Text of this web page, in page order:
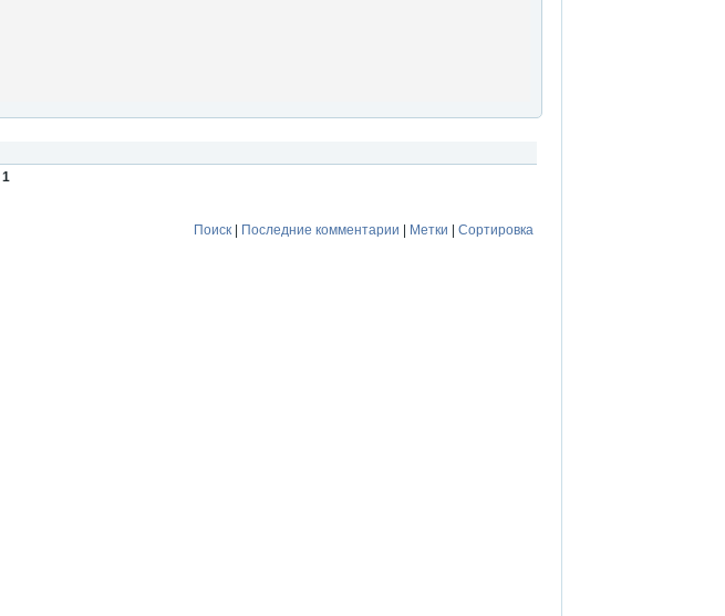
1
Поиск Последние комментарии Метки Сортировка